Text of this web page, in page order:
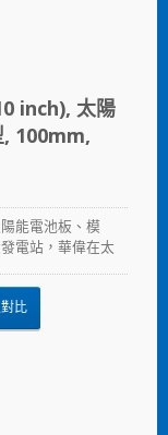
inch), 太陽
, 100mm,
能電池板、模
電站，華偉在太
質與價格的解決
更可靠的PA12原
延長產品使用壽
比